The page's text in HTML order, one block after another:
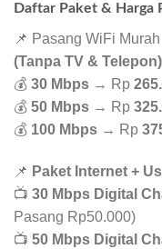
Daftar Paket & Harga
📌 Pasang WiFi
(Tanpa TV & Telepon)
💰 30 Mbps → Rp
💰 50 Mbps → Rp
💰 100 Mbps → Rp
📌 Paket Internet +
📺 30 Mbps Digital
Pasang Rp50.000)
📺 50 Mbps Digital